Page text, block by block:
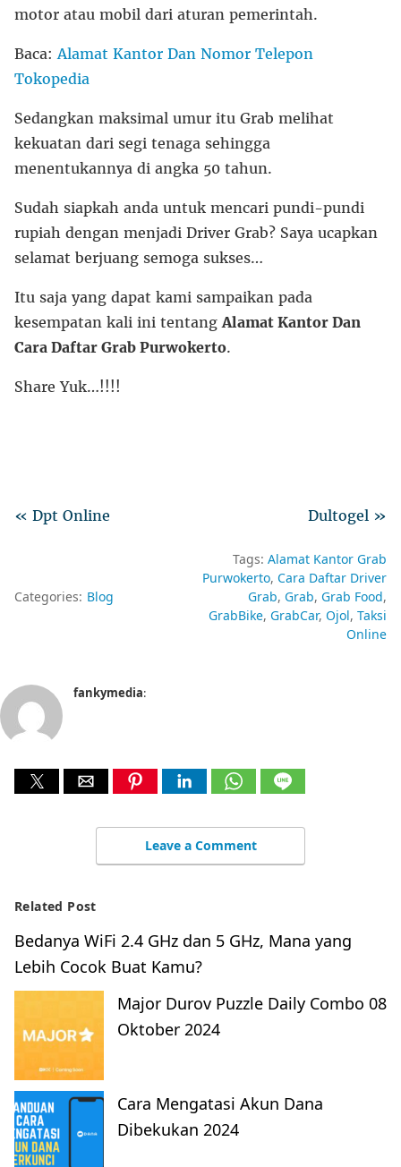
motor atau mobil dari aturan pemerintah.
Baca:Alamat Kantor Dan Nomor Telepon
Tokopedia
Sedangkan maksimal umur itu Grab melihat
kekuatan dari segi tenaga sehingga
menentukannya di angka 50 tahun.
Sudah siapkah anda untuk mencari pundi-pundi
rupiah dengan menjadi Driver Grab? Saya ucapkan
selamat berjuang semoga sukses…
Itu saja yang dapat kami sampaikan pada
kesempatan kali ini tentangAlamat Kantor Dan
Cara Daftar Grab Purwokerto.
Share Yuk…!!!!
Dultogel »
« Dpt Online
Categories: Blog
Tags: Alamat Kantor Grab
Purwokerto Cara Daftar Driver
Grab Grab Grab Food
GrabBike GrabCar Ojol Taksi
Online
fankymedia:
Leave a Comment
Related Post
Bedanya WiFi 2.4 GHz dan 5 GHz, Mana yang
Lebih Cocok Buat Kamu?
Major Durov Puzzle Daily Combo 08
Oktober 2024
Cara Mengatasi Akun Dana
Dibekukan 2024